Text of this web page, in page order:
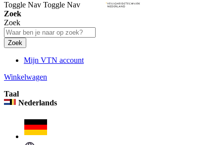
Toggle Nav Toggle Nav
Zoek
Zoek
Zoek
Mijn VTN account
Winkelwagen
Taal
Nederlands